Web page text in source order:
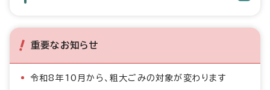
重要なお知らせ
令和8年10月から、粗大ごみの対象が変わります